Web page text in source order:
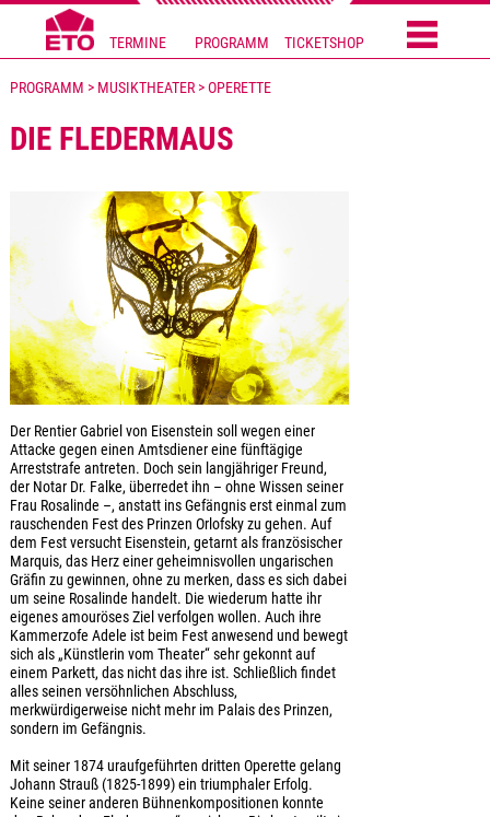
TERMINE PROGRAMM TICKETSHOP
PROGRAMM > MUSIKTHEATER > OPERETTE
DIE FLEDERMAUS
Der Rentier Gabriel von Eisenstein soll wegen einer
Attacke gegen einen Amtsdiener eine fünftägige
Arreststrafe antreten. Doch sein langjähriger Freund,
der Notar Dr. Falke, überredet ihn – ohne Wissen seiner
Frau Rosalinde –, anstatt ins Gefängnis erst einmal zum
rauschenden Fest des Prinzen Orlofsky zu gehen. Auf
dem Fest versucht Eisenstein, getarnt als französischer
Marquis, das Herz einer geheimnisvollen ungarischen
Gräfin zu gewinnen, ohne zu merken, dass es sich dabei
um seine Rosalinde handelt. Die wiederum hatte ihr
eigenes amouröses Ziel verfolgen wollen. Auch ihre
Kammerzofe Adele ist beim Fest anwesend und bewegt
sich als „Künstlerin vom Theater“ sehr gekonnt auf
einem Parkett, das nicht das ihre ist. Schließlich findet
alles seinen versöhnlichen Abschluss,
merkwürdigerweise nicht mehr im Palais des Prinzen,
sondern im Gefängnis.
Mit seiner 1874 uraufgeführten dritten Operette gelang
Johann Strauß (1825-1899) ein triumphaler Erfolg.
Keine seiner anderen Bühnenkompositionen konnte